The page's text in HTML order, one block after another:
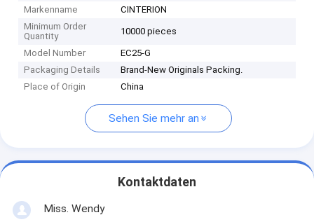
Markenname
CINTERION
Minimum Order
Quantity
10000 pieces
Model Number
EC25-G
Packaging Details
Brand-New Originals Packing.
Place of Origin
China
Sehen Sie mehr an
Kontaktdaten
Miss. Wendy